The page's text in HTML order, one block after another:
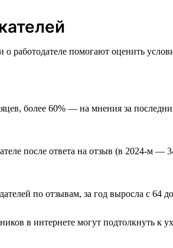
помогают оценить
более 60% — на мнения за
после ответа на отзыв (в 2024-м —
по отзывам, за год выросла с 64
в интернете могут подтолкнуть